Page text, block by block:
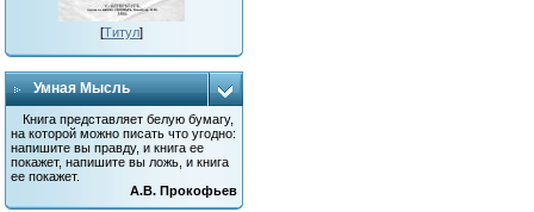
[Титул]
Умная Мысль
Книга представляет белую бумагу,
на которой можно писать что угодно:
напишите вы правду, и книга ее
покажет, напишите вы ложь, и книга
ее покажет.
А.В. Прокофьев